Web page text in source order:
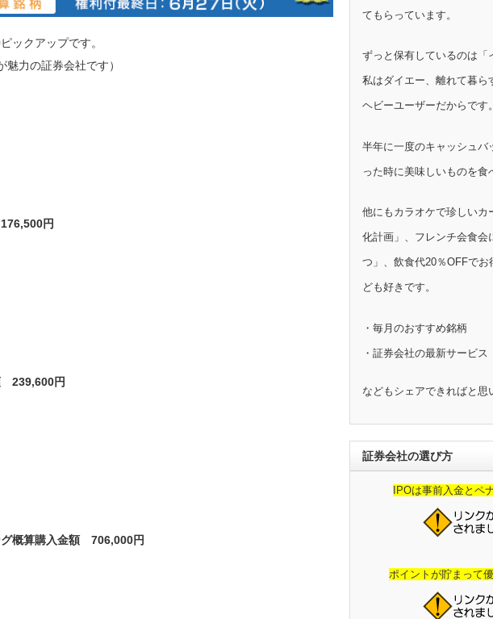
ックアップです。
魅力の証券会社です）
円
239,600円
概算購入金額 706,000円
てもらっています。
ずっと保有しているのは「
私はダイエー、離れて暮ら
ヘビーユーザーだからです。
半年に一度のキャッシュバ
った時に美味しいものを食
他にもカラオケで珍しいカ
化計画」、フレンチ会食会
つ」、飲食代20％OFFでお
ども好きです。
・毎月のおすすめ銘柄
・証券会社の最新サービス
などもシェアできればと思
証券会社の選び方
IPOは事前入金とペ
ポイントが貯まって